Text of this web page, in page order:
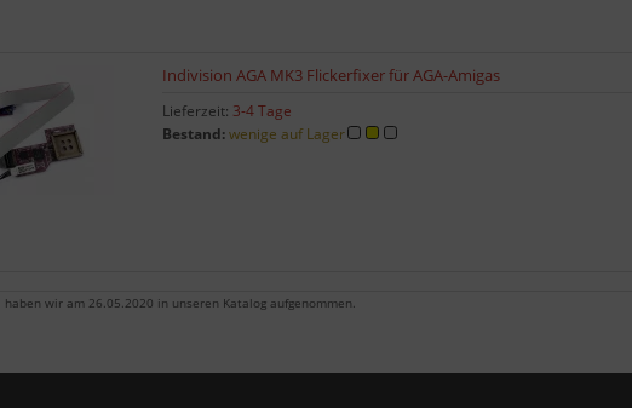
Indivision AGA MK3 Flickerfixer für AGA-Amigas
Lieferzeit: 3-4 Tage
Bestand:wenige auf Lager
haben wir am 26.05.2020 in unseren Katalog aufgenommen.